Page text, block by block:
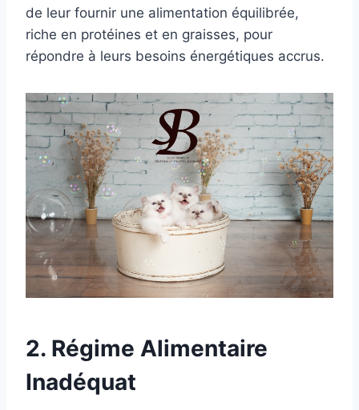
de leur fournir une alimentation équilibrée,
riche en protéines et en graisses, pour
répondre à leurs besoins énergétiques accrus.
2. Régime Alimentaire
Inadéquat